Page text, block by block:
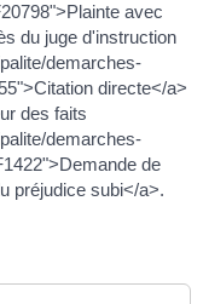
avec
du juge d'instruction
demarches-
directe</a>
des faits
demarches-
de
préjudice subi</a>.